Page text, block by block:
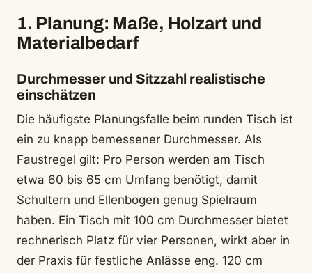
1. Planung: Maße, Holzart und
Materialbedarf
Durchmesser und Sitzzahl realistische
einschätzen
Die häufigste Planungsfalle beim runden Tisch ist
ein zu knapp bemessener Durchmesser. Als
Faustregel gilt: Pro Person werden am Tisch
etwa 60 bis 65 cm Umfang benötigt, damit
Schultern und Ellenbogen genug Spielraum
haben. Ein Tisch mit 100 cm Durchmesser bietet
rechnerisch Platz für vier Personen, wirkt aber in
der Praxis für festliche Anlässe eng. 120 cm